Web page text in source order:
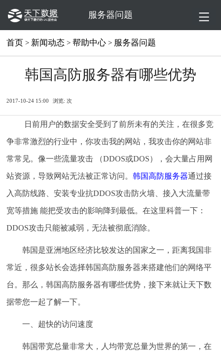
服务器问题
首页 > 新闻动态 >帮助中心 > 服务器问题
韩国高防服务器有哪些优势
2017-10-24 15:00 浏览: 次
日前用户的数据安全受到了前所未有的关注，在很多竞
争非常激烈的行业中，你攻击我的网站，我攻击你的网站非
常常见。像一些流量攻击 （DDOS或DOS），会大量占用网
站资源，导致网站无法被正常访问。韩国高防服务器通过接
入高防线路、安装专业抗DDOS攻击防火墙、接入大流量带
宽等措施 能把受攻击的影响降到最低。在这里科普一下：
DDOS攻击只能被减弱，无法被彻底消除。
韩国是亚洲地区经济比较发达的国家之一，距离我国非
常近，很多站长会选择韩国高防服务器来搭建他们的网络平
台。那么，韩国高防服务器有哪些优势，接下来就让天下数
据带您一起了解一下。
一、超快的访问速度
韩国带宽总量非常大，人均带宽总量为世界的第一，在